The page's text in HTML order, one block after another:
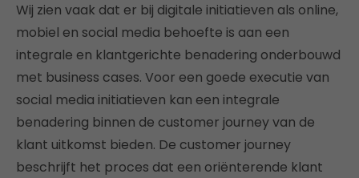
Wij zien vaak dat er bij digitale initiatieven als online,
mobiel en social media behoefte is aan een
integrale en klantgerichte benadering onderbouwd
met business cases. Voor een goede executie van
social media initiatieven kan een integrale
benadering binnen de customer journey van de
klant uitkomst bieden. De customer journey
beschrijft het proces dat een oriënterende klant